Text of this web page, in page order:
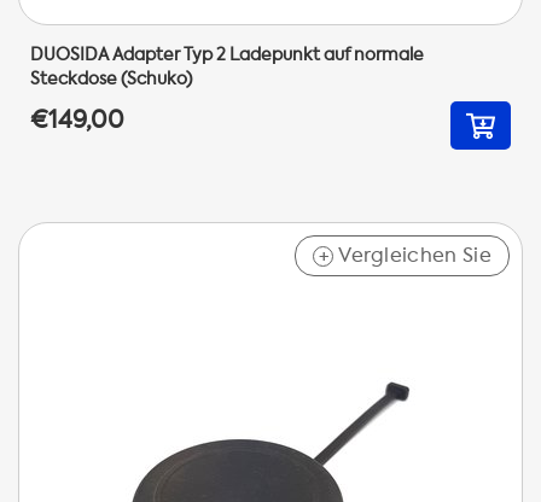
DUOSIDA Adapter Typ 2 Ladepunkt auf normale
Steckdose (Schuko)
€149,00
+ Vergleichen Sie